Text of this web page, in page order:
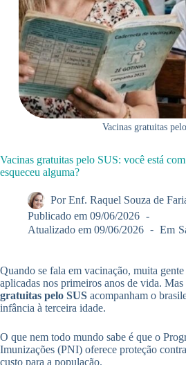
Vacinas gratuitas
Vacinas gratuitas pelo SUS: você está
esqueceu alguma?
Por Enf. Raquel Souza de
Publicado em 09/06/2026
Atualizado em 09/06/2026 Em
Quando se fala em vacinação, muita gente
aplicadas nos primeiros anos de vida. Mas
gratuitas pelo SUS acompanham o
infância à terceira idade.
O que nem todo mundo sabe é que o
Imunizações (PNI) oferece proteção
custo para a população.